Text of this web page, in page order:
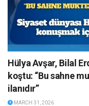
Hülya Avşar, Bilal
koştu: “Bu sahne
ilanıdır”
MARCH 31, 2026